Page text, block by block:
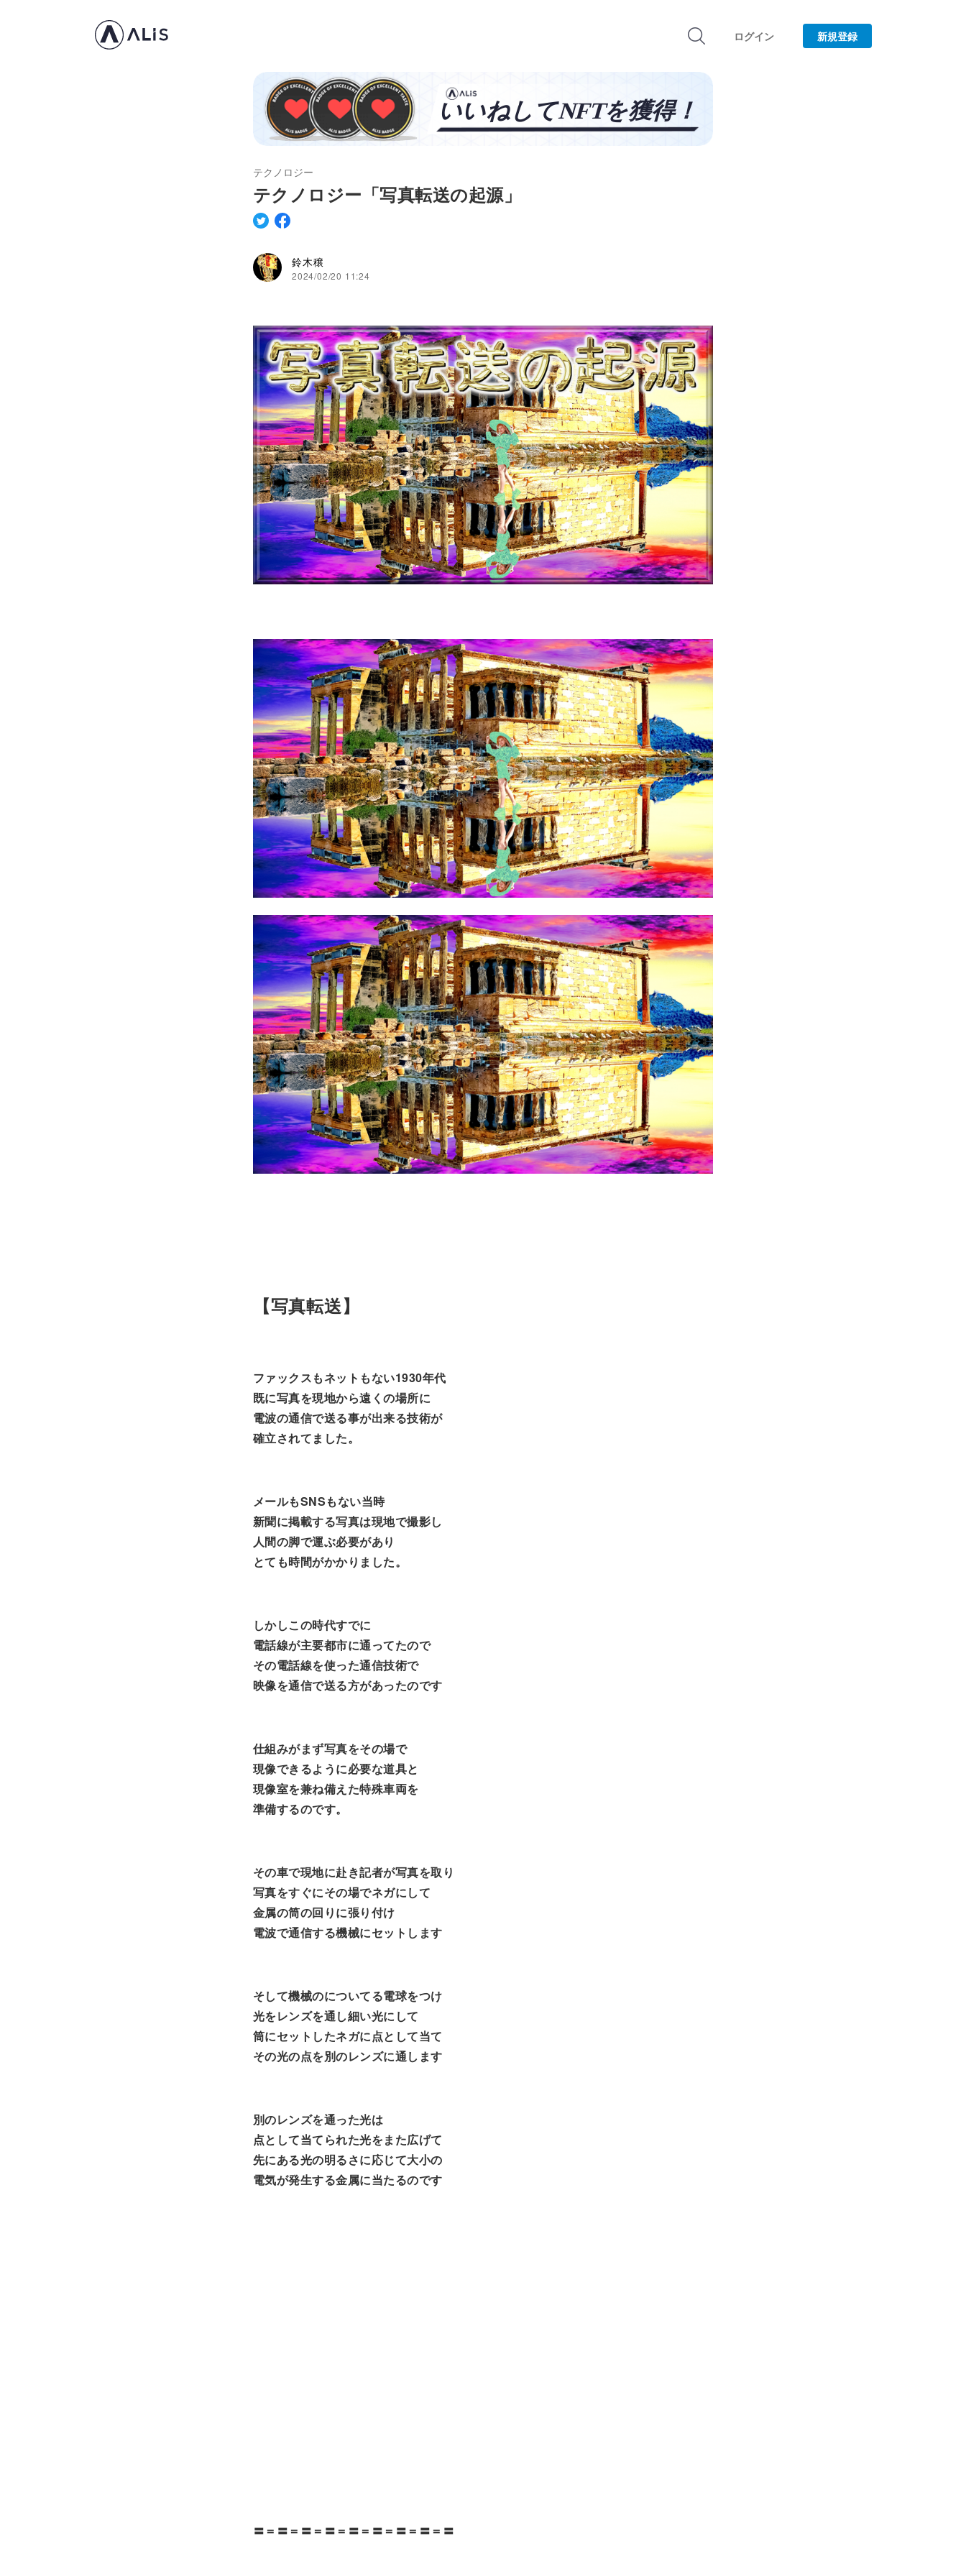
ログイン 新規登録
テクノロジー
テクノロジー「写真転送の起源」
鈴木穣
2024/02/20 11:24
【写真転送】
ファックスもネットもない1930年代
既に写真を現地から遠くの場所に
電波の通信で送る事が出来る技術が
確立されてました。
メールもSNSもない当時
新聞に掲載する写真は現地で撮影し
人間の脚で運ぶ必要があり
とても時間がかかりました。
しかしこの時代すでに
電話線が主要都市に通ってたので
その電話線を使った通信技術で
映像を通信で送る方があったのです
仕組みがまず写真をその場で
現像できるように必要な道具と
現像室を兼ね備えた特殊車両を
準備するのです。
その車で現地に赴き記者が写真を取り
写真をすぐにその場でネガにして
金属の筒の回りに張り付け
電波で通信する機械にセットします
そして機械のについてる電球をつけ
光をレンズを通し細い光にして
筒にセットしたネガに点として当て
その光の点を別のレンズに通します
別のレンズを通った光は
点として当てられた光をまた広げて
先にある光の明るさに応じて大小の
電気が発生する金属に当たるのです
〓＝〓＝〓＝〓＝〓＝〓＝〓＝〓＝〓